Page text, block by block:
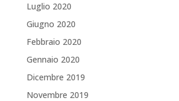
Luglio 2020
Giugno 2020
Febbraio 2020
Gennaio 2020
Dicembre 2019
Novembre 2019